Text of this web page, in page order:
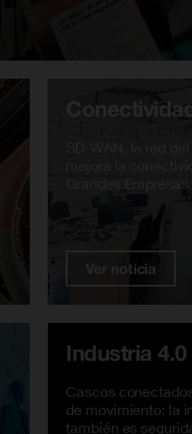
Conectividad
SD-WAN, la red
mejora la
Grandes Empresas
Ver noticia
Industria 4.0
Cascos
de movimiento: la
también es